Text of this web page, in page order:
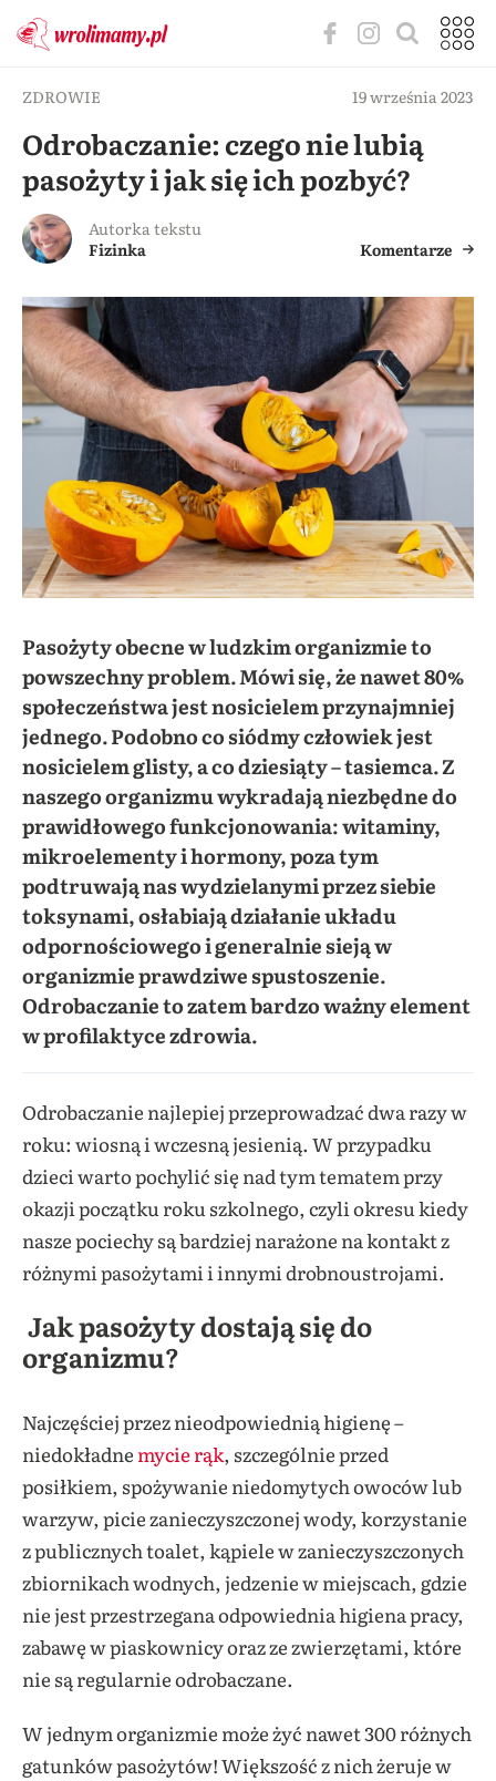
ZDROWIE 19 września 2023
Odrobaczanie: czego nie lubią
pasożyty i jak się ich pozbyć?
Autorka tekstu
Fizinka
Komentarze
Pasożyty obecne w ludzkim organizmie to
powszechny problem. Mówi się, że nawet 80%
społeczeństwa jest nosicielem przynajmniej
jednego. Podobno co siódmy człowiek jest
nosicielem glisty, a co dziesiąty – tasiemca. Z
naszego organizmu wykradają niezbędne do
prawidłowego funkcjonowania: witaminy,
mikroelementy i hormony, poza tym
podtruwają nas wydzielanymi przez siebie
toksynami, osłabiają działanie układu
odpornościowego i generalnie sieją w
organizmie prawdziwe spustoszenie.
Odrobaczanie to zatem bardzo ważny element
w profilaktyce zdrowia.
Odrobaczanie najlepiej przeprowadzać dwa razy w
roku: wiosną i wczesną jesienią. W przypadku
dzieci warto pochylić się nad tym tematem przy
okazji początku roku szkolnego, czyli okresu kiedy
nasze pociechy są bardziej narażone na kontakt z
różnymi pasożytami i innymi drobnoustrojami.
Jak pasożyty dostają się do
organizmu?
Najczęściej przez nieodpowiednią higienę –
niedokładne mycie rąk, szczególnie przed
posiłkiem, spożywanie niedomytych owoców lub
warzyw, picie zanieczyszczonej wody, korzystanie
z publicznych toalet, kąpiele w zanieczyszczonych
zbiornikach wodnych, jedzenie w miejscach, gdzie
nie jest przestrzegana odpowiednia higiena pracy,
zabawę w piaskownicy oraz ze zwierzętami, które
nie są regularnie odrobaczane.
W jednym organizmie może żyć nawet 300 różnych
gatunków pasożytów! Większość z nich żeruje w